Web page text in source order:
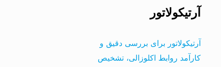
آرتیکولاتور
آرتیکولاتور برای بررسی دقیق و
کارآمد روابط اکلوزالی، تشخیص